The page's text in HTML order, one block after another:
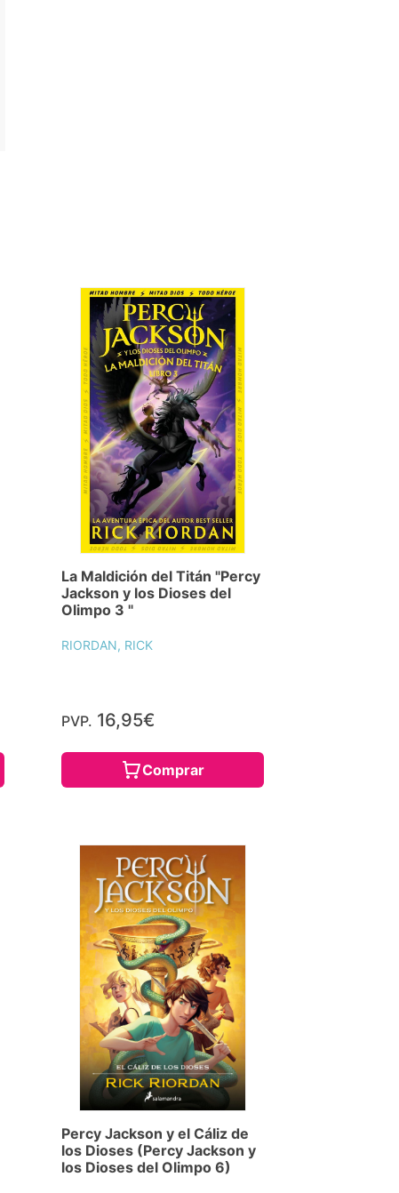
La Maldición del Titán "Percy
Jackson y los Dioses del
Olimpo 3 "
RIORDAN, RICK
PVP. 16,95€
Comprar
Percy Jackson y el Cáliz de
los Dioses (Percy Jackson y
los Dioses del Olimpo 6)